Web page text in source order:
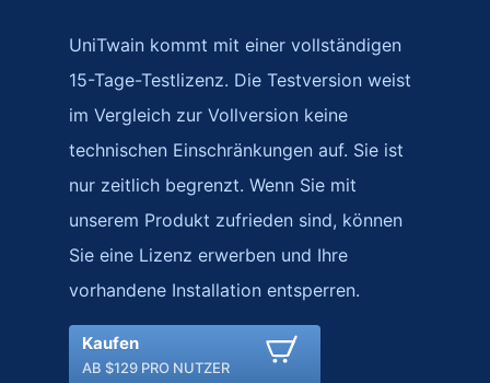
UniTwain kommt mit einer vollständigen
15-Tage-Testlizenz. Die Testversion weist
im Vergleich zur Vollversion keine
technischen Einschränkungen auf. Sie ist
nur zeitlich begrenzt. Wenn Sie mit
unserem Produkt zufrieden sind, können
Sie eine Lizenz erwerben und Ihre
vorhandene Installation entsperren.
Kaufen
AB $129 PRO NUTZER